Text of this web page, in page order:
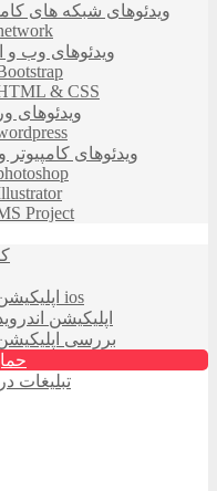
ویدئوهای شبکه های
ویدئوهای وب و
& CSS
ویدئوهای
ویدئوهای کامپیوتر
Project
اپلیکیشن ios
اپلیکیشن
بررسی
تبلیغات